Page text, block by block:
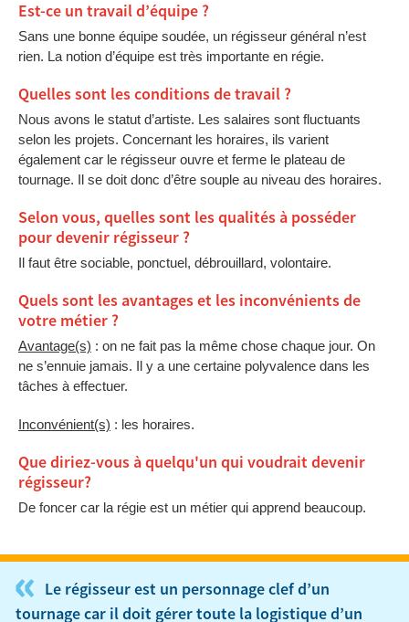
Est-ce un travail d’équipe ?
Sans une bonne équipe soudée, un régisseur général n’est
rien. La notion d’équipe est très importante en régie.
Quelles sont les conditions de travail ?
Nous avons le statut d’artiste. Les salaires sont fluctuants
selon les projets. Concernant les horaires, ils varient
également car le régisseur ouvre et ferme le plateau de
tournage. Il se doit donc d’être souple au niveau des horaires.
Selon vous, quelles sont les qualités à posséder
pour devenir régisseur ?
Il faut être sociable, ponctuel, débrouillard, volontaire.
Quels sont les avantages et les inconvénients de
votre métier ?
Avantage(s) : on ne fait pas la même chose chaque jour. On
ne s’ennuie jamais. Il y a une certaine polyvalence dans les
tâches à effectuer.
Inconvénient(s) : les horaires.
Que diriez-vous à quelqu'un qui voudrait devenir
régisseur?
De foncer car la régie est un métier qui apprend beaucoup.
« Le régisseur est un personnage clef d’un
tournage car il doit gérer toute la logistique d’un